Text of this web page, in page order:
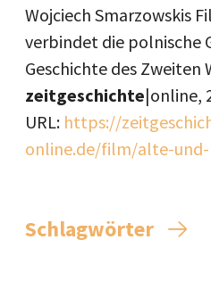
Wojciech Smarzowskis
verbindet die polnische
Geschichte des Zweiten
zeitgeschichte|online,
URL: https://
online.de/film/alte-
Schlagwörter